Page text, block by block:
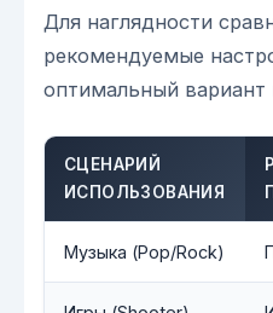
Для наглядности
рекомендуемые
оптимальный
СЦЕНАРИЙ
ИСПОЛЬЗОВАНИЯ
Музыка (Pop/Rock)